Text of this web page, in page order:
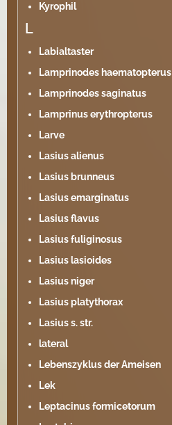
Kyrophil
L
Labialtaster
Lamprinodes haematopterus
Lamprinodes saginatus
Lamprinus erythropterus
Larve
Lasius alienus
Lasius brunneus
Lasius emarginatus
Lasius flavus
Lasius fuliginosus
Lasius lasioides
Lasius niger
Lasius platythorax
Lasius s. str.
lateral
Lebenszyklus der Ameisen
Lek
Leptacinus formicetorum